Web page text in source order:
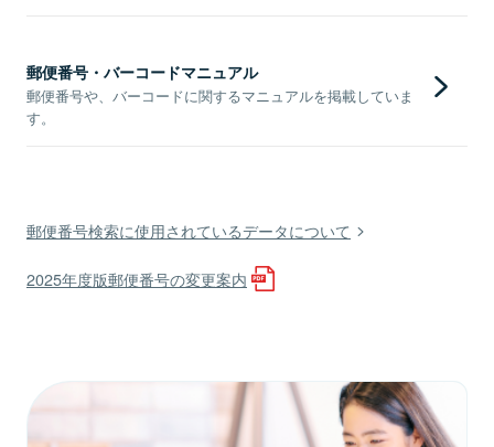
郵便番号・バーコードマニュアル
郵便番号や、バーコードに関するマニュアルを掲載していま
す。
郵便番号検索に使用されているデータについて
2025年度版郵便番号の変更案内